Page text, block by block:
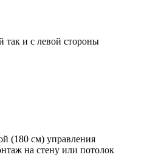
так и с левой стороны
(180 см) управления
на стену или потолок